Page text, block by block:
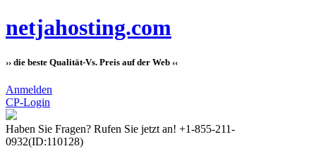
netjahosting.com
›› die beste Qualität-Vs. Preis auf der Web ‹‹
Anmelden
CP-Login
Haben Sie Fragen? Rufen Sie jetzt an! +1-855-211-
0932(ID:110128)